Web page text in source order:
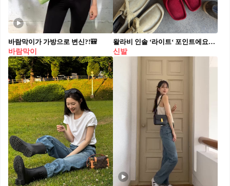
바람막이가 가방으로 변신?!🎒
바람막이
왈라비 인솔 ‘라이트‘ 포인트에요💛❤️
신발